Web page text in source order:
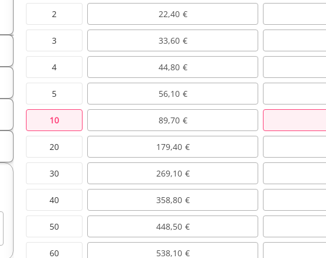
2
3
4
5
10
20
30
40
50
60
22,40 €
33,60 €
44,80 €
56,10 €
89,70 €
179,40 €
269,10 €
358,80 €
448,50 €
538,10 €